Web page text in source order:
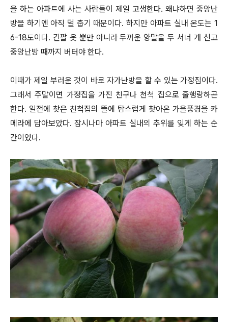
을 하는 아파트에 사는 사람들이 제일 고생한다. 왜냐하면 중앙난
방을 하기엔 아직 덜 춥기 때문이다. 하지만 아파트 실내 온도는 1
6-18도이다. 긴팔 옷 뿐만 아니라 두꺼운 양말을 두 서너 개 신고
중앙난방 때까지 버터야 한다.
이때가 제일 부러운 것이 바로 자가난방을 할 수 있는 가정집이다.
그래서 주말이면 가정집을 가진 친구나 천척 집으로 줄행랑하곤
한다. 일전에 찾은 친척집의 뜰에 탐스럽게 찾아온 가을풍경을 카
메라에 담아보았다. 잠시나마 아파트 실내의 추위를 잊게 하는 순
간이었다.